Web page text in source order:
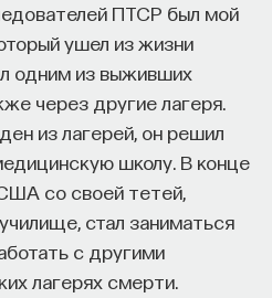
ПТСР был мой
ушел из жизни
одним из выживших
через другие лагеря.
из лагерей, он решил
школу. В конце
со своей тетей,
стал заниматься
с другими
лагерях смерти.